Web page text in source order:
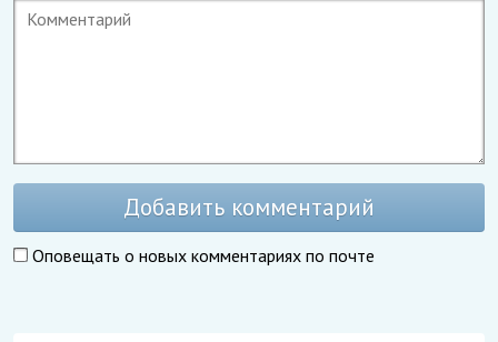
Добавить комментарий
Оповещать о новых комментариях по почте